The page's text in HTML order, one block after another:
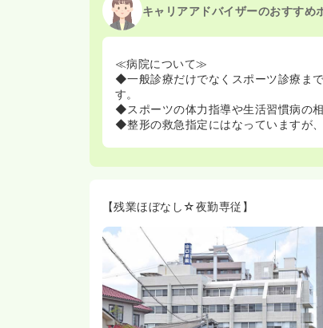
キャリアアドバイザーのおすすめ
≪病院について≫
◆一般診療だけでなくスポーツ診療ま
す。
◆スポーツの体力指導や生活習慣病の相
◆整形の救急指定にはなっていますが
【残業ほぼなし☆夜勤専従】